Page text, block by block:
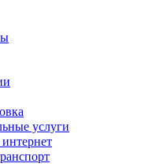
услуги